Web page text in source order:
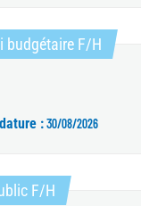
budgétaire F/H
: 30/08/2026
F/H(Nouvelle